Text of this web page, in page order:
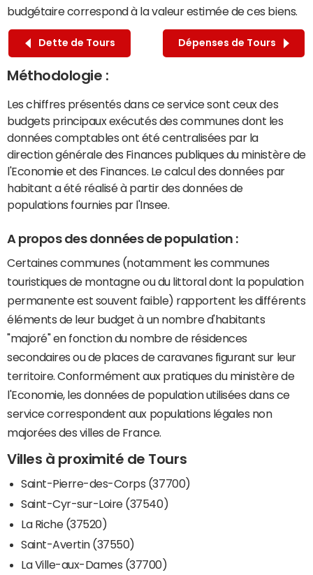
budgétaire correspond à la valeur estimée de ces biens.
Dette de Tours Dépenses de Tours
Méthodologie :
Les chiffres présentés dans ce service sont ceux des
budgets principaux exécutés des communes dont les
données comptables ont été centralisées par la
direction générale des Finances publiques du ministère de
l'Economie et des Finances. Le calcul des données par
habitant a été réalisé à partir des données de
populations fournies par l'Insee.
A propos des données de population :
Certaines communes (notamment les communes
touristiques de montagne ou du littoral dont la population
permanente est souvent faible) rapportent les différents
éléments de leur budget à un nombre d'habitants
"majoré" en fonction du nombre de résidences
secondaires ou de places de caravanes figurant sur leur
territoire. Conformément aux pratiques du ministère de
l'Economie, les données de population utilisées dans ce
service correspondent aux populations légales non
majorées des villes de France.
Villes à proximité de Tours
Saint-Pierre-des-Corps (37700)
Saint-Cyr-sur-Loire (37540)
La Riche (37520)
Saint-Avertin (37550)
La Ville-aux-Dames (37700)